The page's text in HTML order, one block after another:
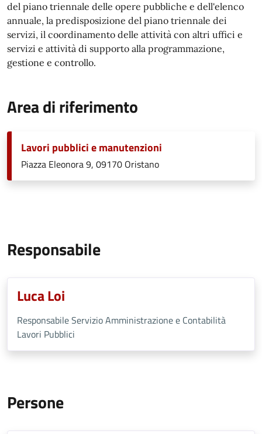
del piano triennale delle opere pubbliche e dell'elenco
annuale, la predisposizione del piano triennale dei
servizi, il coordinamento delle attività con altri uffici e
servizi e attività di supporto alla programmazione,
gestione e controllo.
Area di riferimento
Lavori pubblici e manutenzioni
Piazza Eleonora 9, 09170 Oristano
Responsabile
Luca Loi
Responsabile Servizio Amministrazione e Contabilità
Lavori Pubblici
Persone